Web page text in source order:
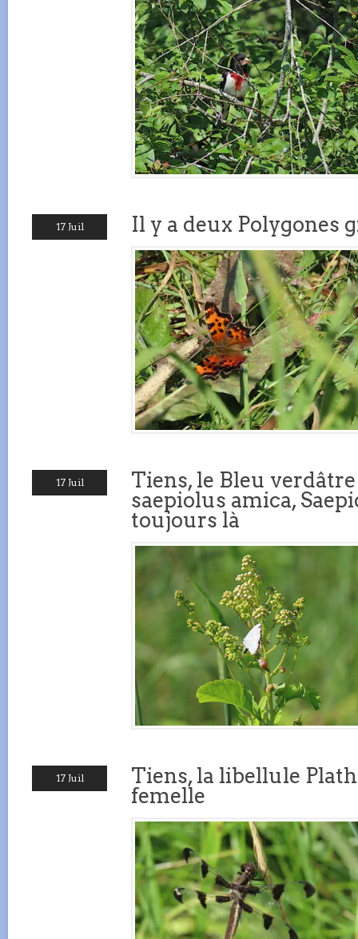
17 Juil Il y a deux Polygones
17 Juil
Tiens, le Bleu
saepiolus amica,
toujours là
17 Juil
Tiens, la libellule
femelle